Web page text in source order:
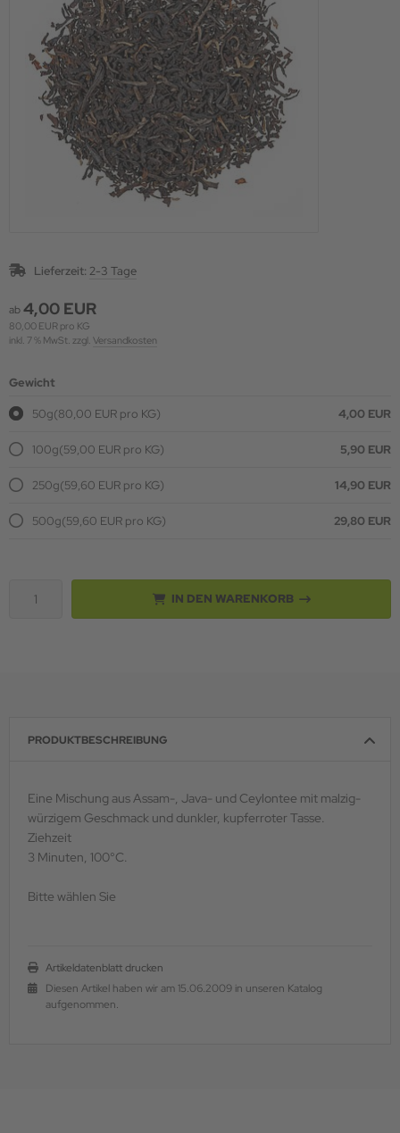
Lieferzeit: 2-3 Tage
ab4,00 EUR
80,00 EUR pro KG
inkl. 7 % MwSt. zzgl. Versandkosten
Gewicht
50g(80,00 EUR pro KG) 4,00 EUR
100g(59,00 EUR pro KG) 5,90 EUR
250g(59,60 EUR pro KG) 14,90 EUR
500g(59,60 EUR pro KG) 29,80 EUR
IN DEN WARENKORB
PRODUKTBESCHREIBUNG
Eine Mischung aus Assam-, Java- und Ceylontee mit malzig-
würzigem Geschmack und dunkler, kupferroter Tasse.
Ziehzeit
3 Minuten, 100°C.
Bitte wählen Sie
Artikeldatenblatt drucken
Diesen Artikel haben wir am 15.06.2009 in unseren Katalog
aufgenommen.